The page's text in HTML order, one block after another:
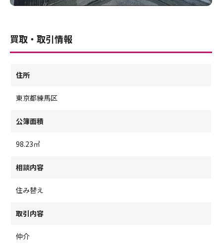
買取・取引情報
住所
東京都練馬区
公簿面積
98.23㎡
相談内容
住み替え
取引内容
仲介